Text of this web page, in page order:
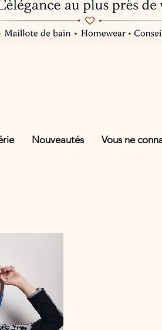
Nouveautés Vous ne